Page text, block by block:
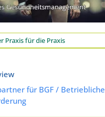
Praxis für die Praxis
für BGF / Betriebliche